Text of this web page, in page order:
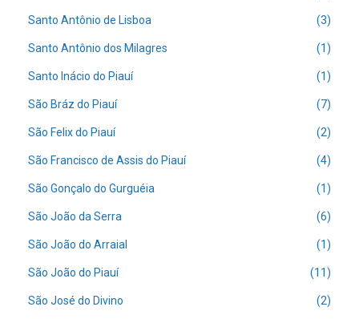
Santo Antônio de Lisboa (3)
Santo Antônio dos Milagres (1)
Santo Inácio do Piauí (1)
São Bráz do Piauí (7)
São Felix do Piauí (2)
São Francisco de Assis do Piauí (4)
São Gonçalo do Gurguéia (1)
São João da Serra (6)
São João do Arraial (1)
São João do Piauí (11)
São José do Divino (2)